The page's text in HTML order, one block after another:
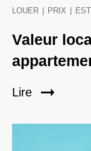
LOUER | PRIX |
Valeur
Lire